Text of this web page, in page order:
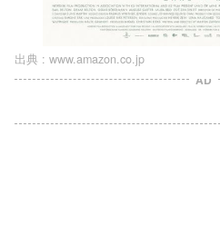
出典 : www.amazon.co.jp
AD